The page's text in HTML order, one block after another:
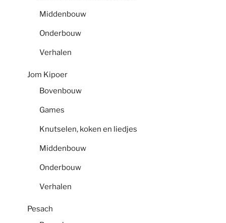
Middenbouw
Onderbouw
Verhalen
Jom Kipoer
Bovenbouw
Games
Knutselen, koken en liedjes
Middenbouw
Onderbouw
Verhalen
Pesach